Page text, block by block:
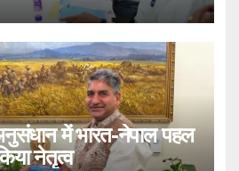
में भारत-नेपाल पहल
नेतृत्व